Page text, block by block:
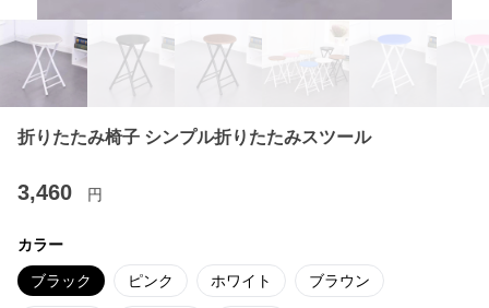
折りたたみ椅子 シンプル折りたたみスツール
3,460 円
カラー
ブラック ピンク ホワイト ブラウン